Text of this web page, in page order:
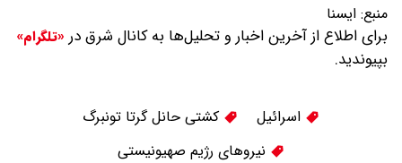
منبع: ايسنا
برای اطلاع از آخرین اخبار و تحلیل‌ها به کانال شرق در «تلگرام»
بپیوندید.
اسرائیل
کشتی حانل گرتا تونبرگ
نیروهای رژیم صهیونیستی